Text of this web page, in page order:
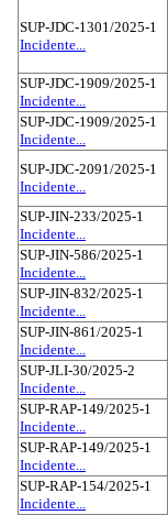
SUP-JDC-1301/2025-1
Incidente...
SUP-JDC-1909/2025-1
Incidente...
SUP-JDC-1909/2025-1
Incidente...
SUP-JDC-2091/2025-1
Incidente...
SUP-JIN-233/2025-1
Incidente...
SUP-JIN-586/2025-1
Incidente...
SUP-JIN-832/2025-1
Incidente...
SUP-JIN-861/2025-1
Incidente...
SUP-JLI-30/2025-2
Incidente...
SUP-RAP-149/2025-1
Incidente...
SUP-RAP-149/2025-1
Incidente...
SUP-RAP-154/2025-1
Incidente...